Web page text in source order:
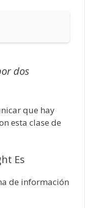
dos
que hay
esta clase de
Es
de información